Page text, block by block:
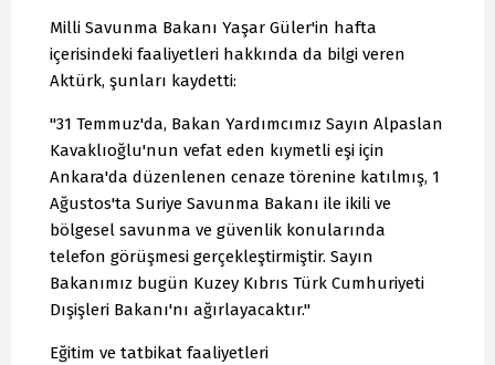
Milli Savunma Bakanı Yaşar Güler'in hafta
içerisindeki faaliyetleri hakkında da bilgi veren
Aktürk, şunları kaydetti:
"31 Temmuz'da, Bakan Yardımcımız Sayın Alpaslan
Kavaklıoğlu'nun vefat eden kıymetli eşi için
Ankara'da düzenlenen cenaze törenine katılmış, 1
Ağustos'ta Suriye Savunma Bakanı ile ikili ve
bölgesel savunma ve güvenlik konularında
telefon görüşmesi gerçekleştirmiştir. Sayın
Bakanımız bugün Kuzey Kıbrıs Türk Cumhuriyeti
Dışişleri Bakanı'nı ağırlayacaktır."
Eğitim ve tatbikat faaliyetleri